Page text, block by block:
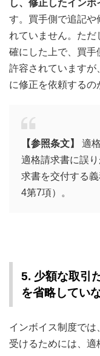
し、修正したイン
す。買手側で追記や
れていません。ただ
確にした上で、買手
許容されていますが
に修正を依頼するの
【参照条文】
適
適格請求書に誤
求書を交付する
4第7項）。
5. 少額な取引
を省略してい
インボイス制度で
受けるためには、適